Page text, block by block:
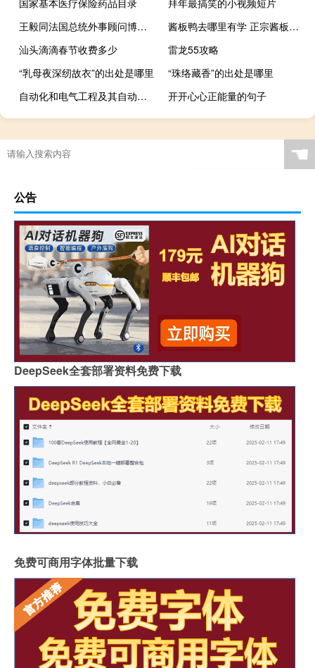
王毅同法国总统外事顾问博纳通电话
酱板鸭去哪里有学 正宗酱板鸭做法
汕头滴滴春节收费多少
雷龙55攻略
“乳母夜深纫故衣”的出处是哪里
“珠络藏香”的出处是哪里
自动化和电气工程及其自动化有什么不同
开开心心正能量的句子
☚
公告
DeepSeek全套部署资料免费下载
免费可商用字体批量下载